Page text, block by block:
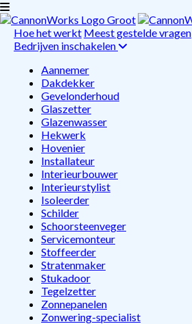
Hoe het werkt Meest gestelde vragen
Bedrijven inschakelen
Aannemer
Dakdekker
Gevelonderhoud
Glaszetter
Glazenwasser
Hekwerk
Hovenier
Installateur
Interieurbouwer
Interieurstylist
Isoleerder
Schilder
Schoorsteenveger
Servicemonteur
Stoffeerder
Stratenmaker
Stukadoor
Tegelzetter
Zonnepanelen
Zonwering-specialist